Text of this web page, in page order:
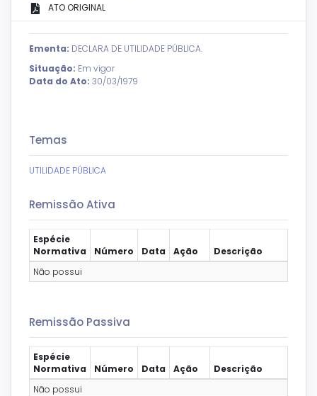
ATO ORIGINAL
Ementa: DECLARA DE UTILIDADE PÚBLICA.
Situação: Em vigor
Data do Ato: 30/03/1979
Temas
UTILIDADE PÚBLICA
Remissão Ativa
Espécie
Normativa
Número Data Ação
Descrição
Não possui
Remissão Passiva
Espécie
Normativa
Número Data Ação
Descrição
Não possui